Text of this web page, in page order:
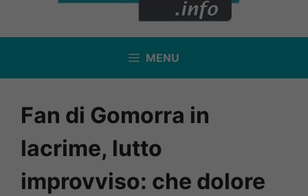
contenuto
MENU
Fan di Gomorra in
lacrime, lutto
improvviso: che dolore